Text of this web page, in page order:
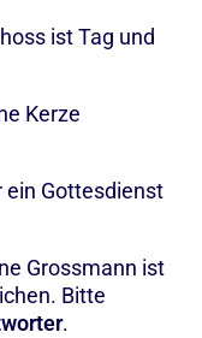
ist Tag und
Kerze
ein Gottesdienst
Grossmann ist
Bitte
.